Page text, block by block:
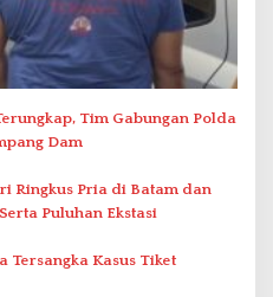
Tim Gabungan Polda
Dam
Ringkus Pria di Batam dan
Puluhan Ekstasi
Tersangka Kasus Tiket